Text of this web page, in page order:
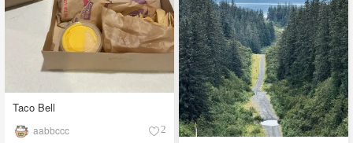
Taco Bell
aabbccc 2